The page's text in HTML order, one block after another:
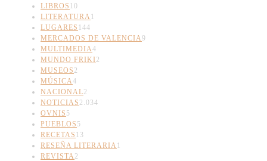
LIBROS 10
LITERATURA1
LUGARES 144
MERCADOS DE VALENCIA9
MULTIMEDIA4
MUNDO FRIKI2
MUSEOS 2
MÚSICA4
NACIONAL2
NOTICIAS 2.034
OVNIS 5
PUEBLOS 5
RECETAS 13
RESEÑA LITERARIA1
REVISTA2